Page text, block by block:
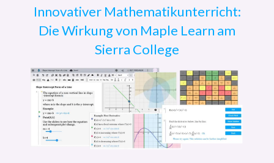
Innovativer Mathematikunterricht:
Die Wirkung von Maple Learn am
Sierra College